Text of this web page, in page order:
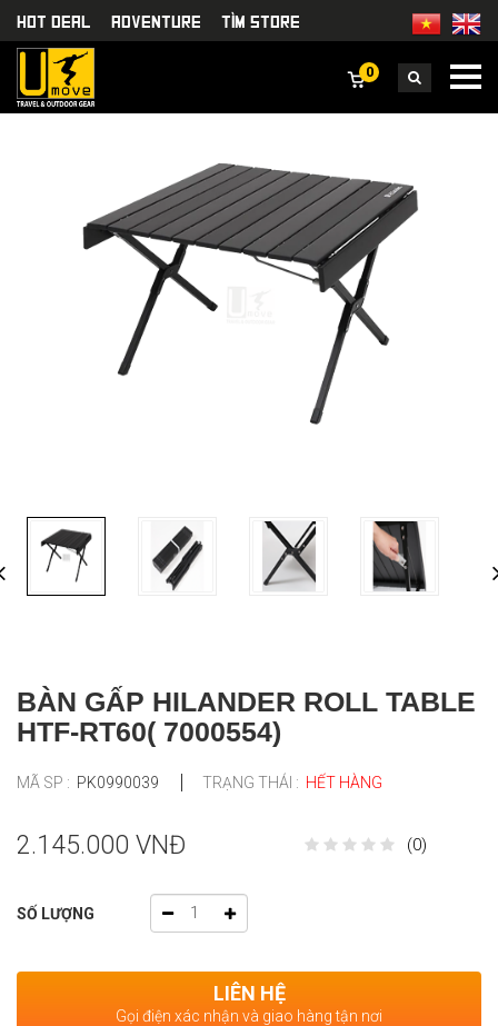
HOT DEAL Adventure TÌm Store
0
BÀN GẤP HILANDER ROLL TABLE
HTF-RT60( 7000554)
MÃ SP : PK0990039 TRẠNG THÁI : HẾT HÀNG
2.145.000 VNĐ (0)
SỐ LƯỢNG
LIÊN HỆ
Gọi điện xác nhận và giao hàng tận nơi